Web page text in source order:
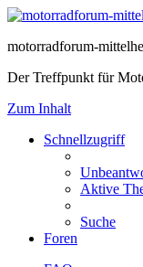
motorradforum-
Der Treffpunkt für
Zum Inhalt
Schnellzugriff
Aktive
Suche
Foren